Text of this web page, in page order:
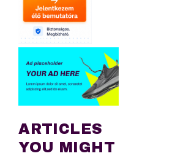
ARTICLES
YOU MIGHT